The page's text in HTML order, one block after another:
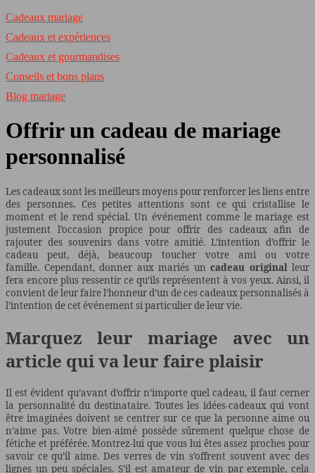
Cadeaux mariage
Cadeaux et expériences
Cadeaux et gourmandises
Conseils et bons plans
Blog mariage
Offrir un cadeau de mariage
personnalisé
Les cadeaux sont les meilleurs moyens pour renforcer les liens entre
des personnes. Ces petites attentions sont ce qui cristallise le
moment et le rend spécial. Un événement comme le mariage est
justement l’occasion propice pour offrir des cadeaux afin de
rajouter des souvenirs dans votre amitié. L’intention d’offrir le
cadeau peut, déjà, beaucoup toucher votre ami ou votre
famille. Cependant, donner aux mariés un cadeau originalleur
fera encore plus ressentir ce qu’ils représentent à vos yeux. Ainsi, il
convient de leur faire l’honneur d’un de ces cadeaux personnalisés à
l’intention de cet événement si particulier de leur vie.
Marquez leur mariage avec un
article qui va leur faire plaisir
Il est évident qu’avant d’offrir n’importe quel cadeau, il faut cerner
la personnalité du destinataire. Toutes les idées-cadeaux qui vont
être imaginées doivent se centrer sur ce que la personne aime ou
n’aime pas. Votre bien-aimé possède sûrement quelque chose de
fétiche et préférée. Montrez-lui que vous lui êtes assez proches pour
savoir ce qu’il aime. Des verres de vin s’offrent souvent avec des
lignes un peu spéciales. S’il est amateur de vin par exemple, cela